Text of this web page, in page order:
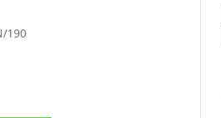
190